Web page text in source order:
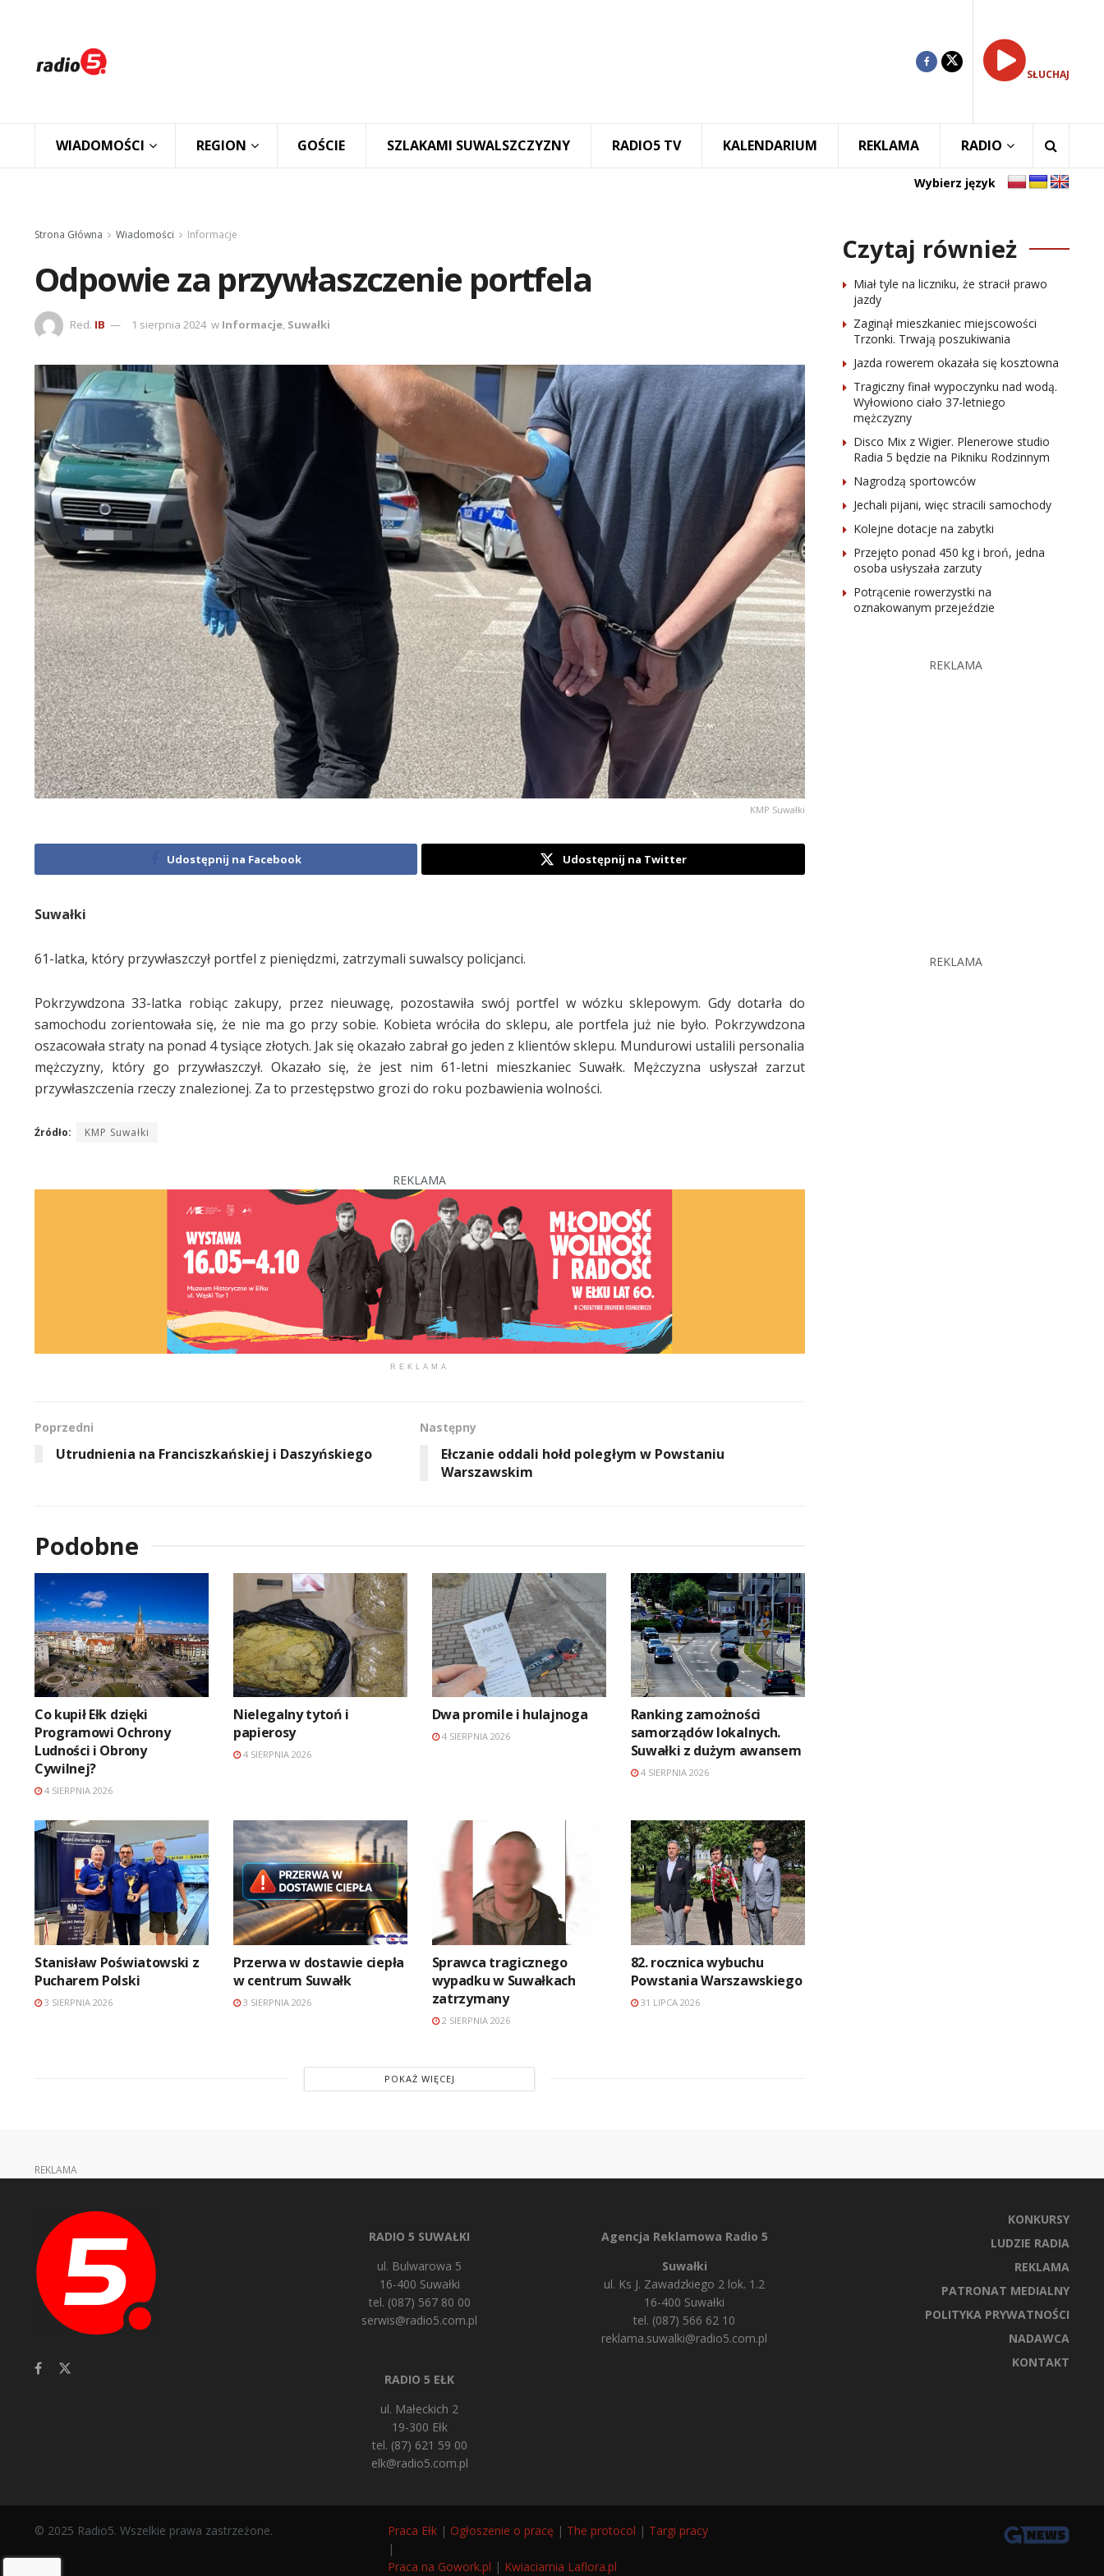
SŁUCHAJ
WIADOMOŚCI REGION GOŚCIE SZLAKAMI SUWALSZCZYZNY RADIO5 TV KALENDARIUM REKLAMA RADIO
Wybierz język
Strona Główna Wiadomości Informacje
Odpowie za przywłaszczenie portfela
Red. IB 1 sierpnia 2024 w Informacje, Suwałki
KMP Suwałki
Udostępnij na Facebook Udostępnij na Twitter
Suwałki
61-latka, który przywłaszczył portfel z pieniędzmi, zatrzymali suwalscy policjanci.
Pokrzywdzona 33-latka robiąc zakupy, przez nieuwagę, pozostawiła swój portfel w wózku sklepowym. Gdy dotarła do
samochodu zorientowała się, że nie ma go przy sobie. Kobieta wróciła do sklepu, ale portfela już nie było. Pokrzywdzona
oszacowała straty na ponad 4 tysiące złotych. Jak się okazało zabrał go jeden z klientów sklepu. Mundurowi ustalili personalia
mężczyzny, który go przywłaszczył. Okazało się, że jest nim 61-letni mieszkaniec Suwałk. Mężczyzna usłyszał zarzut
przywłaszczenia rzeczy znalezionej. Za to przestępstwo grozi do roku pozbawienia wolności.
Źródło: KMP Suwałki
REKLAMA
REKLAMA
Poprzedni
Utrudnienia na Franciszkańskiej i Daszyńskiego
Następny
Ełczanie oddali hołd poległym w Powstaniu
Warszawskim
Podobne
Co kupił Ełk dzięki
Programowi Ochrony
Ludności i Obrony
Cywilnej?
4 SIERPNIA 2026
Nielegalny tytoń i
papierosy
4 SIERPNIA 2026
Dwa promile i hulajnoga
4 SIERPNIA 2026
Ranking zamożności
samorządów lokalnych.
Suwałki z dużym awansem
4 SIERPNIA 2026
Stanisław Poświatowski z
Pucharem Polski
3 SIERPNIA 2026
Przerwa w dostawie ciepła
w centrum Suwałk
3 SIERPNIA 2026
Sprawca tragicznego
wypadku w Suwałkach
zatrzymany
2 SIERPNIA 2026
82. rocznica wybuchu
Powstania Warszawskiego
31 LIPCA 2026
POKAŻ WIĘCEJ
Czytaj również
Miał tyle na liczniku, że stracił prawo
jazdy
Zaginął mieszkaniec miejscowości
Trzonki. Trwają poszukiwania
Jazda rowerem okazała się kosztowna
Tragiczny finał wypoczynku nad wodą.
Wyłowiono ciało 37-letniego
mężczyzny
Disco Mix z Wigier. Plenerowe studio
Radia 5 będzie na Pikniku Rodzinnym
Nagrodzą sportowców
Jechali pijani, więc stracili samochody
Kolejne dotacje na zabytki
Przejęto ponad 450 kg i broń, jedna
osoba usłyszała zarzuty
Potrącenie rowerzystki na
oznakowanym przejeździe
REKLAMA
REKLAMA
REKLAMA
RADIO 5 SUWAŁKI
ul. Bulwarowa 5
16-400 Suwałki
tel. (087) 567 80 00
serwis@radio5.com.pl
RADIO 5 EŁK
ul. Małeckich 2
19-300 Ełk
tel. (87) 621 59 00
elk@radio5.com.pl
Agencja Reklamowa Radio 5
Suwałki
ul. Ks J. Zawadzkiego 2 lok. 1.2
16-400 Suwałki
tel. (087) 566 62 10
reklama.suwalki@radio5.com.pl
KONKURSY
LUDZIE RADIA
REKLAMA
PATRONAT MEDIALNY
POLITYKA PRYWATNOŚCI
NADAWCA
KONTAKT
© 2025 Radio5. Wszelkie prawa zastrzeżone. Praca Ełk | Ogłoszenie o pracę | The protocol | Targi pracy
|
Praca na Gowork.pl | Kwiaciarnia Laflora.pl